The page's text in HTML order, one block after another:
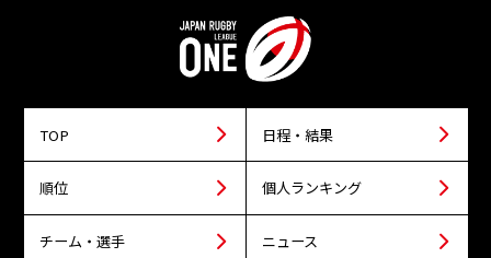
TOP 日程・結果
順位 個人ランキング
チーム・選手 ニュース